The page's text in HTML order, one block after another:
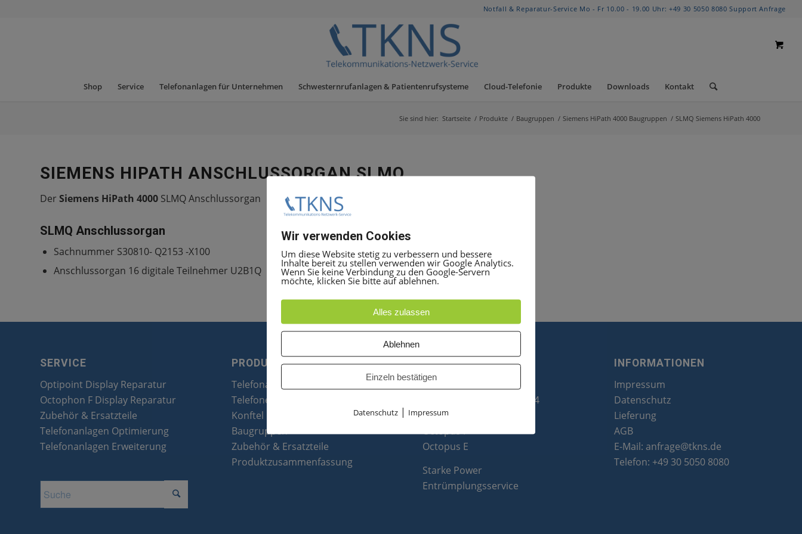
Notfall & Reparatur-Service Mo - Fr 10.00 - 19.00 Uhr: +49 30 5050 8080 Support Anfrage
Shop Service Telefonanlagen für Unternehmen Schwesternrufanlagen & Patientenrufsysteme Cloud-Telefonie Produkte Downloads Kontakt
Sie sind hier: Startseite / Produkte / Baugruppen / Siemens HiPath 4000 Baugruppen / SLMQ Siemens HiPath 4000
SIEMENS HIPATH ANSCHLUSSORGAN SLMQ
Der Siemens HiPath 4000 SLMQ Anschlussorgan
SLMQ Anschlussorgan
Sachnummer S30810- Q2153 -X100
Anschlussorgan 16 digitale Teilnehmer U2B1Q
SERVICE
Optipoint Display Reparatur
Octophon F Display Reparatur
Zubehör & Ersatzteile
Telefonanlagen Optimierung
Telefonanlagen Erweiterung
PRODUKTE
Telefonanlagen
Telefone
Konftel Konferenztelefone
Baugruppen
Zubehör & Ersatzteile
Produktzusammenfassung
PARTNER
optiPoint 500
Telefonanlagen Service 24
Octopus FX
Octopus F
Octopus E
Starke Power
Entrümplungsservice
INFORMATIONEN
Impressum
Datenschutz
Lieferung
AGB
E-Mail: anfrage@tkns.de
Telefon: +49 30 5050 8080
Wir verwenden Cookies
Um diese Website stetig zu verbessern und bessere
Inhalte bereit zu stellen verwenden wir Google Analytics.
Wenn Sie keine Verbindung zu den Google-Servern
möchte, klicken Sie bitte auf ablehnen.
Alles zulassen
Ablehnen
Einzeln bestätigen
Datenschutz | Impressum